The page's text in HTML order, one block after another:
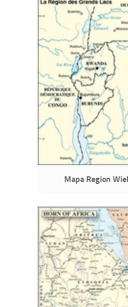
Mapa Region